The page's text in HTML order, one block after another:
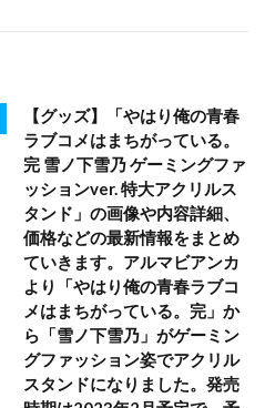
【グッズ】「やはり俺の青春
ラブコメはまちがっている。
完 雪ノ下雪乃 ゲーミングファ
ッションver. 特大アクリルス
タンド」の画像や内容詳細、
価格などの最新情報をまとめ
ていきます。アルマビアンカ
より「やはり俺の青春ラブコ
メはまちがっている。完」か
ら「雪ノ下雪乃」がゲーミン
グファッション姿でアクリル
スタンドになりました。発売